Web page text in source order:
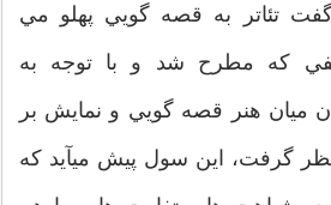
تئاتر به قصه گويي پهلو مي
که مطرح شد و با توجه به
ميان هنر قصه گويي و نمايش بر
گرفت، اين سول پيش ميآيد که